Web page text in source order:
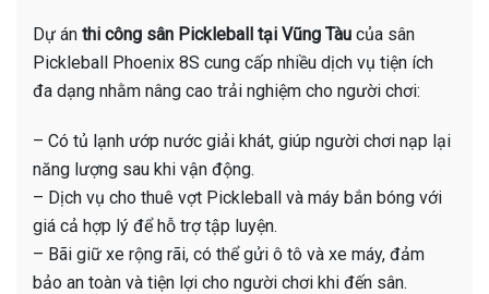
Dự án thi công sân Pickleball tại Vũng Tàu của sân
Pickleball Phoenix 8S cung cấp nhiều dịch vụ tiện ích
đa dạng nhằm nâng cao trải nghiệm cho người chơi:
– Có tủ lạnh ướp nước giải khát, giúp người chơi nạp lại
năng lượng sau khi vận động.
– Dịch vụ cho thuê vợt Pickleball và máy bắn bóng với
giá cả hợp lý để hỗ trợ tập luyện.
– Bãi giữ xe rộng rãi, có thể gửi ô tô và xe máy, đảm
bảo an toàn và tiện lợi cho người chơi khi đến sân.